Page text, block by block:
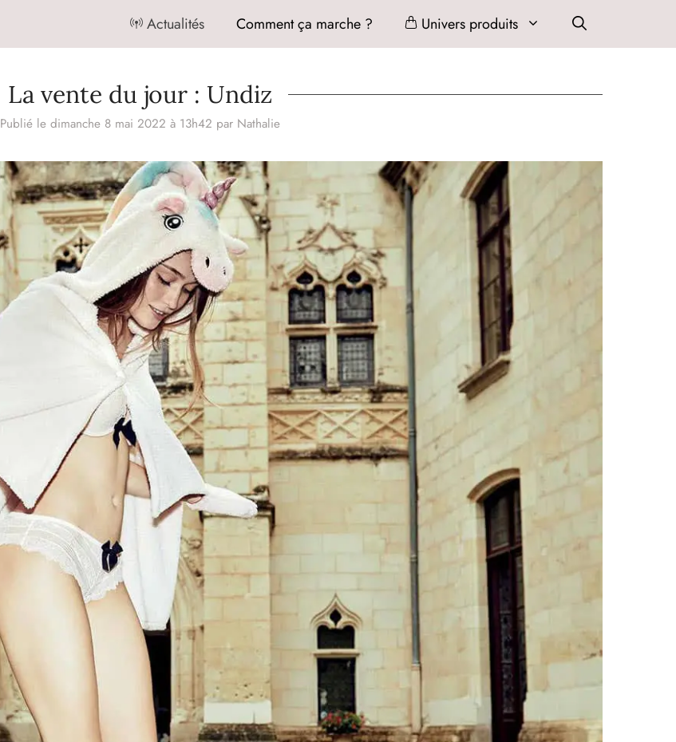
Actualités Comment ça marche ? Univers produits
La vente du jour : Undiz
Publié le dimanche 8 mai 2022 à 13h42 par Nathalie